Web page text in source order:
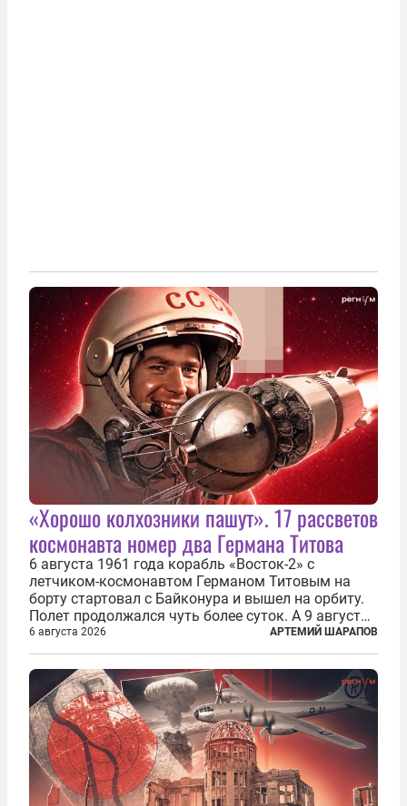
«Хорошо колхозники пашут». 17 рассветов
космонавта номер два Германа Титова
6 августа 1961 года корабль «Восток-2» с
летчиком-космонавтом Германом Титовым на
борту стартовал с Байконура и вышел на орбиту.
Полет продолжался чуть более суток. А 9 августа
второй человек в космосе получил звезду Героя
Советского Союза и орден Ленина. Миссия Титова
зачастую находится несколько...
6 августа 2026 АРТЕМИЙ ШАРАПОВ